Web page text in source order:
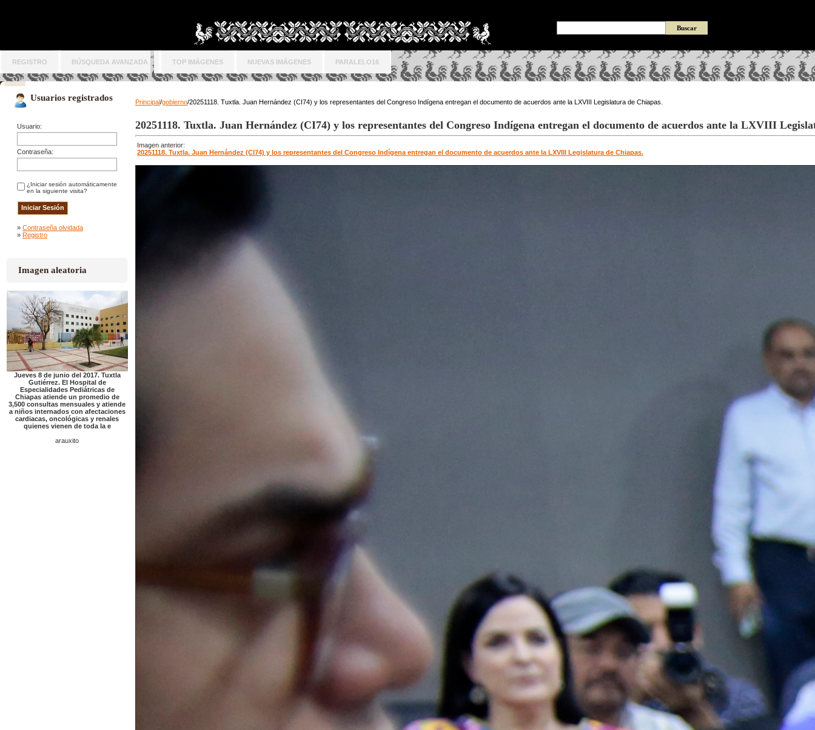
REGISTRO BÚSQUEDA AVANZADA TOP IMÁGENES NUEVAS IMÁGENES PARALELO16
Usuarios registrados
Usuario:
Contraseña:
¿Iniciar sesión automáticamente
en la siguiente visita?
» Contraseña olvidada
» Registro
Imagen aleatoria
Jueves 8 de junio del 2017. Tuxtla
Gutiérrez. El Hospital de
Especialidades Pediátricas de
Chiapas atiende un promedio de
3,500 consultas mensuales y atiende
a niños internados con afectaciones
cardiacas, oncológicas y renales
quienes vienen de toda la e
arauxito
Principal/gobierno/20251118. Tuxtla. Juan Hernández (CI74) y los representantes del Congreso Indígena entregan el documento de acuerdos ante la LXVIII Legislatura de Chiapas.
20251118. Tuxtla. Juan Hernández (CI74) y los representantes del Congreso Indígena entregan el documento de acuerdos ante la LXVIII
Imagen anterior:
20251118. Tuxtla. Juan Hernández (CI74) y los representantes del Congreso Indígena entregan el documento de acuerdos ante la LXVIII Legislatura de Chiapas.